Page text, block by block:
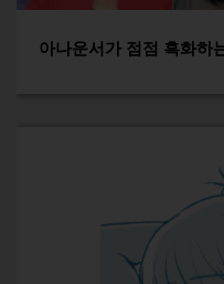
아나운서가 점점 흑화하